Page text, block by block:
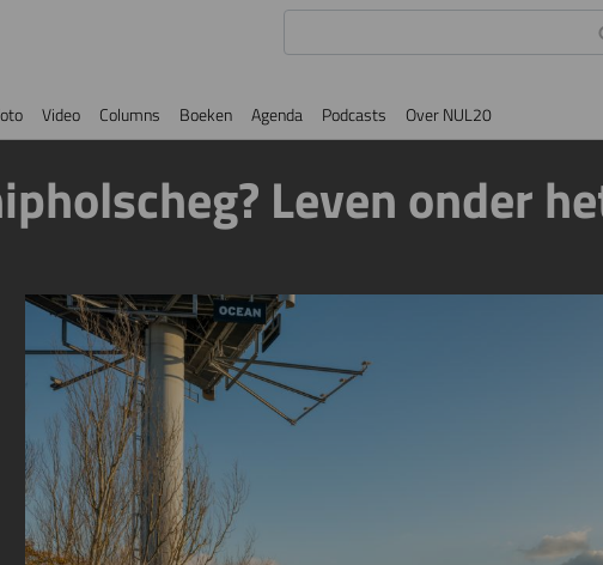
Video Columns Boeken Agenda Podcasts Over NUL20
Leven onder
Image